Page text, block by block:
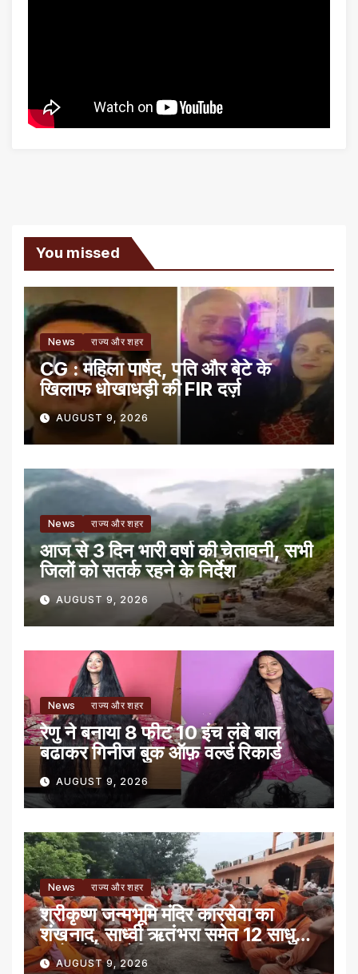
You missed
News राज्य और शहर
CG : महिला पार्षद, पति और बेटे के
खिलाफ धोखाधड़ी की FIR दर्ज़
AUGUST 9, 2026
News राज्य और शहर
आज से 3 दिन भारी वर्षा की चेतावनी, सभी
जिलों को सतर्क रहने के निर्देश
AUGUST 9, 2026
News राज्य और शहर
रेणु ने बनाया 8 फीट 10 इंच लंबे बाल
बढाकर गिनीज बुक ऑफ़ वर्ल्ड रिकार्ड
AUGUST 9, 2026
News राज्य और शहर
श्रीकृष्ण जन्मभूमि मंदिर कारसेवा का
शंखनाद, साध्वी ऋतंभरा समेत 12 साधु-
संतों को रेड नोटिस
AUGUST 9, 2026